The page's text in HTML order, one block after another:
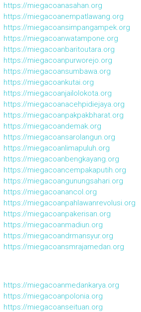
https://miegacoanasahan.org
https://miegacoanempatlawang.org
https://miegacoansimpangampek.org
https://miegacoanwatampone.org
https://miegacoanbaritoutara.org
https://miegacoanpurworejo.org
https://miegacoansumbawa.org
https://miegacoankutai.org
https://miegacoanjailolokota.org
https://miegacoanacehpidiejaya.org
https://miegacoanpakpakbharat.org
https://miegacoandemak.org
https://miegacoansarolangun.org
https://miegacoanlimapuluh.org
https://miegacoanbengkayang.org
https://miegacoancempakaputih.org
https://miegacoangunungsahari.org
https://miegacoanancol.org
https://miegacoanpahlawanrevolusi.org
https://miegacoanpakerisan.org
https://miegacoanmadiun.org
https://miegacoandrmansyur.org
https://miegacoansmrajamedan.org
https://miegacoanmedankarya.org
https://miegacoanpolonia.org
https://miegacoanseituan.org